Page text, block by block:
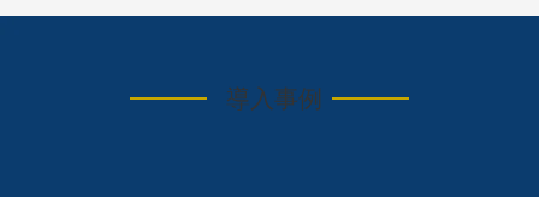
導入事例